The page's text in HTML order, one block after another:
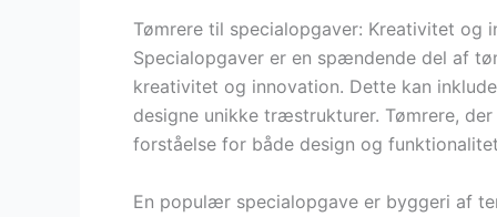
Tømrere til specialopgaver: Kreativitet og
Specialopgaver er en spændende del af
kreativitet og innovation. Dette kan
designe unikke træstrukturer. Tømrere,
forståelse for både design og
En populær specialopgave er byggeri af